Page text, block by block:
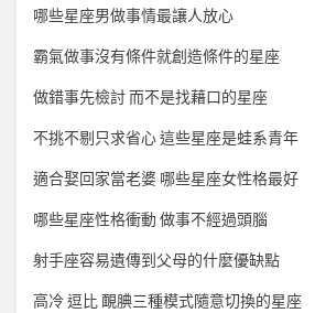
哪些星座男做事情最讓人放心
霸氣做事沒有條件就創造條件的星座
做錯事先檢討 而不是找藉口的星座
不挑不剔只求省心 這些星座是蛙系青年
適合娶回家當老婆 哪些星座女性格最好
哪些星座性格衝動 做事不經過頭腦
射手座容易遺傳到父母的什麼優缺點
高冷 逗比 靦腆三種模式隨意切換的星座